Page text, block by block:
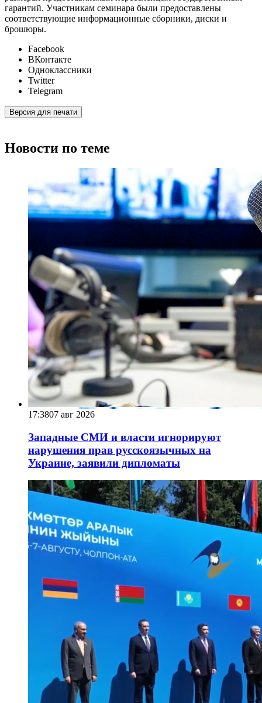
гарантий. Участникам семинара были предоставлены
соответствующие информационные сборники, диски и
брошюры.
Facebook
ВКонтакте
Одноклассники
Twitter
Telegram
Версия для печати
Новости по теме
17:3807 авг 2026
Западные СМИ и власти игнорируют
нарушения прав русскоязычных на
Украине, заявили дипломаты